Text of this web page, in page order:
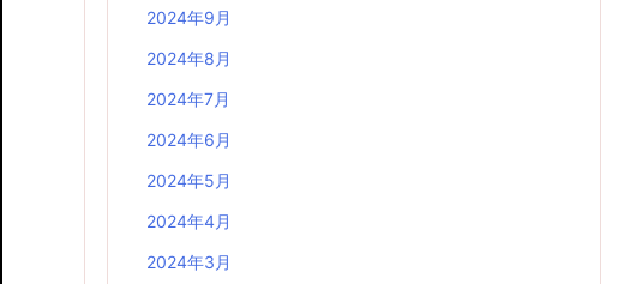
2024年9月
2024年8月
2024年7月
2024年6月
2024年5月
2024年4月
2024年3月